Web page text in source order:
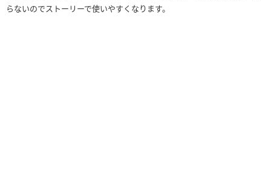
らないのでストーリーで使いやすくなります。